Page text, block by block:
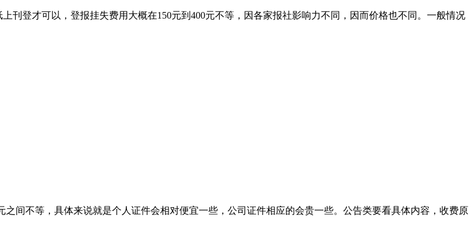
刊登才可以，登报挂失费用大概在150元到400元不等，因各家报社影响力不同，因而价格也不同。一般情况
间不等，具体来说就是个人证件会相对便宜一些，公司证件相应的会贵一些。公告类要看具体内容，收费原